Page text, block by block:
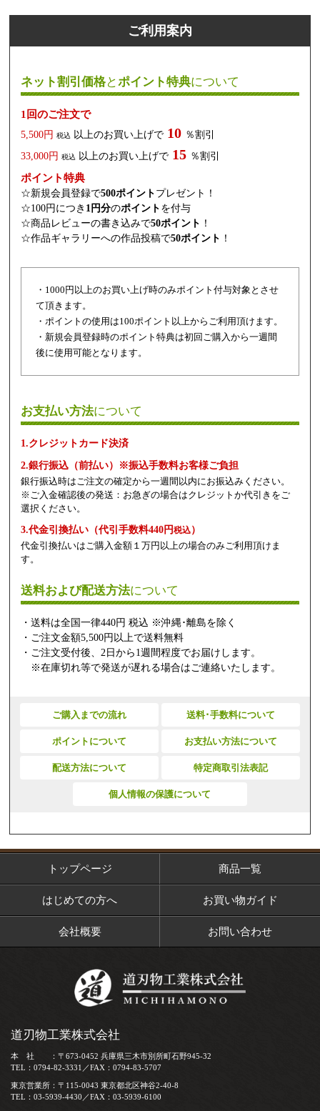
ご利用案内
ネット割引価格とポイント特典について
1回のご注文で
5,500円 税込 以上のお買い上げで 10 ％割引
33,000円 税込 以上のお買い上げで 15 ％割引
ポイント特典
☆新規会員登録で500ポイント プレゼント！
☆100円につき 1円分のポイント を付与
☆商品レビューの書き込みで50ポイント ！
☆作品ギャラリーへの作品投稿で50ポイント ！
・1000円以上のお買い上げ時のみポイント付与対象とさせ
て頂きます。
・ポイントの使用は100ポイント以上からご利用頂けます。
・新規会員登録時のポイント特典は初回ご購入から一週間
後に使用可能となります。
お支払い方法について
1.クレジットカード決済
2.銀行振込（前払い）※振込手数料お客様ご負担
銀行振込時はご注文の確定から一週間以内にお振込みください。
※ご入金確認後の発送：お急ぎの場合はクレジットか代引きをご
選択ください。
3.代金引換払い（代引手数料440円税込）
代金引換払いはご購入金額１万円以上の場合のみご利用頂けま
す。
送料および配送方法について
・送料は全国一律440円 税込 ※沖縄･離島を除く
・ご注文金額5,500円以上で送料無料
・ご注文受付後、2日から1週間程度でお届けします。
※在庫切れ等で発送が遅れる場合はご連絡いたします。
ご購入までの流れ 送料･手数料について
ポイントについて お支払い方法について
配送方法について 特定商取引法表記
個人情報の保護について
トップページ 商品一覧
はじめての方へ お買い物ガイド
会社概要 お問い合わせ
道刃物工業株式会社
本 社 ：〒673-0452 兵庫県三木市別所町石野945-32
TEL：0794-82-3331／FAX：0794-83-5707
東京営業所：〒115-0043 東京都北区神谷2-40-8
TEL：03-5939-4430／FAX：03-5939-6100